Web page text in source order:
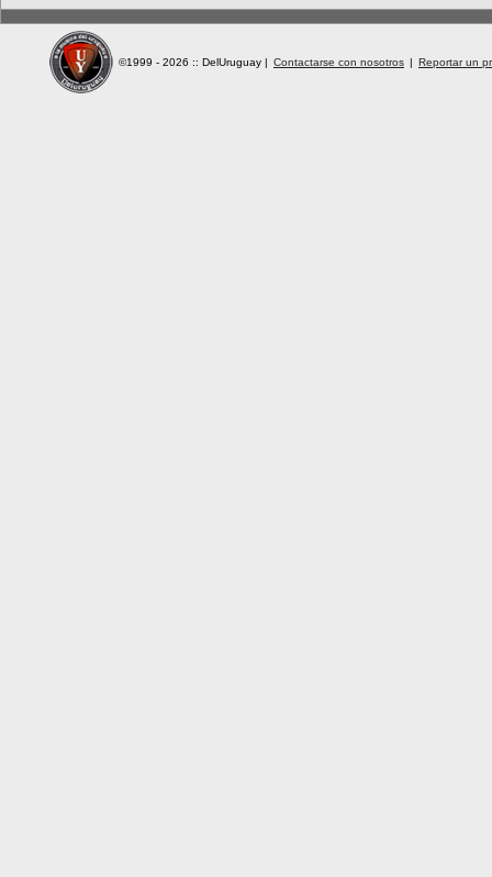
©1999 - 2026 :: DelUruguay | Contactarse con nosotros | Reportar un